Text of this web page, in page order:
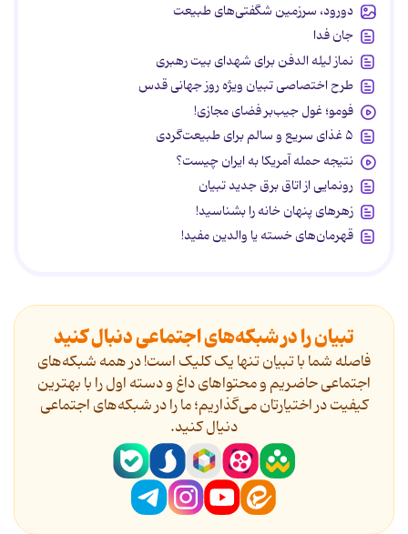
دورود، سرزمین شگفتی‌های طبیعت
جان فدا
نماز لیله الدفن برای شهدای بیت رهبری
طرح اختصاصی تبیان ویژه روز جهانی قدس
فومو؛ غول جیب‌بر فضای مجازی!
۵ غذای سریع و سالم برای طبیعت‌گردی
نتیجه حمله آمریکا به ایران چیست؟
رونمایی از اتاق برق جدید تبیان
زهرهای پنهان خانه را بشناسید!
قهرمان‌های خسته یا والدین مفید!
تبیان را در شبکه‌های اجتماعی دنبال کنید
فاصله شما با تبیان تنها یک کلیک است! در همه شبکه‌های
اجتماعی حاضریم و محتواهای داغ و دسته اول را با بهترین
کیفیت در اختیارتان می‌گذاریم؛ ما را در شبکه‌های اجتماعی
دنیال کنید.